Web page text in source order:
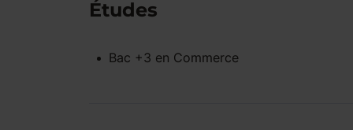
Études
Bac +3 en Commerce